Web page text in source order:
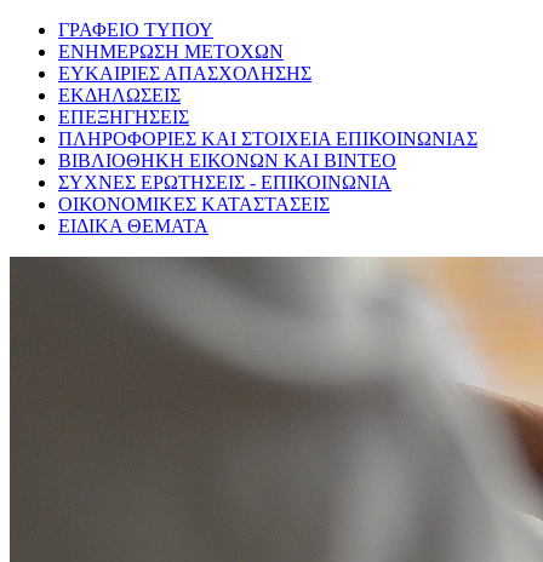
ΓΡΑΦΕΙΟ ΤΥΠΟΥ
ΕΝΗΜΕΡΩΣΗ ΜΕΤΟΧΩΝ
ΕΥΚΑΙΡΙΕΣ ΑΠΑΣΧΟΛΗΣΗΣ
ΕΚΔΗΛΩΣΕΙΣ
ΕΠΕΞΗΓΗΣΕΙΣ
ΠΛΗΡΟΦΟΡΙΕΣ ΚΑΙ ΣΤΟΙΧΕΙΑ ΕΠΙΚΟΙΝΩΝΙΑΣ
ΒΙΒΛΙΟΘΗΚΗ ΕΙΚΟΝΩΝ ΚΑΙ ΒΙΝΤΕΟ
ΣΥΧΝΕΣ ΕΡΩΤΗΣΕΙΣ - ΕΠΙΚΟΙΝΩΝΙΑ
ΟΙΚΟΝΟΜΙΚΕΣ ΚΑΤΑΣΤΑΣΕΙΣ
ΕΙΔΙΚΑ ΘΕΜΑΤΑ